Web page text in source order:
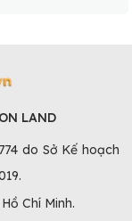
LAND
do Sở Kế hoạch
Chí Minh.